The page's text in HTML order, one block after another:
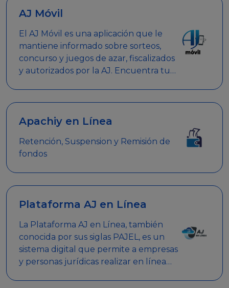
AJ Móvil
El AJ Móvil es una aplicación que le
mantiene informado sobre sorteos,
concurso y juegos de azar, fiscalizados
y autorizados por la AJ. Encuentra tus
clave.
Apachiy en Línea
Retención, Suspension y Remisión de
fondos
Plataforma AJ en Línea
La Plataforma AJ en Línea, también
conocida por sus siglas PAJEL, es un
sistema digital que permite a empresas
y personas jurídicas realizar en línea